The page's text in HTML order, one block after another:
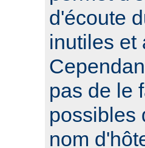
d'écoute
inutiles et
pas de le
possibles
nom